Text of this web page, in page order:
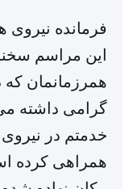
فرمانده نیروی
این مراسم
همرزمانمان که
گرامی داشته
خدمتم در
همراهی کرده